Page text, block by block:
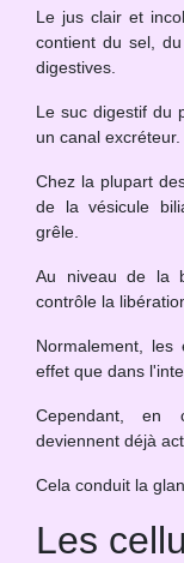
Le jus clair et
contient du sel,
digestives.
Le suc digestif du
un canal excréteur.
Chez la plupart
de la vésicule
grêle.
Au niveau de la
contrôle la
Normalement, les
effet que dans
Cependant, en
deviennent déjà
Cela conduit la
Les